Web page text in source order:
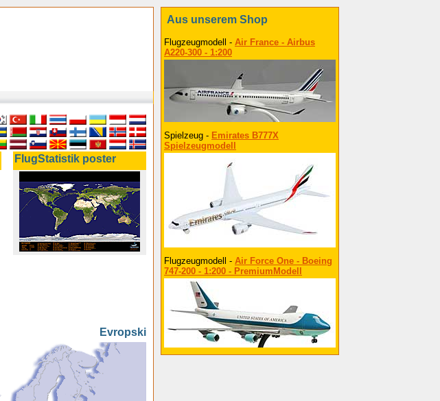
FlugStatistik poster
Evropski
Aus unserem Shop
Flugzeugmodell - Air France - Airbus
A220-300 - 1:200
Spielzeug - Emirates B777X
Spielzeugmodell
Flugzeugmodell - Air Force One - Boeing
747-200 - 1:200 - PremiumModell